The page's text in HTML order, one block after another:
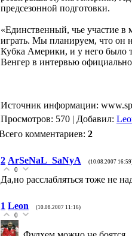
предсезонной подготовки.
«Единственный, чье участие
играть. Мы планируем, что он
Кубка Америки, и у него было
Венгер в интервью
Источник информации:
Просмотров: 570 | Добавил:
комментариев: 2
2 ArSeNaL_SaNyA (10.08.2007
0
Да,но расслабляться тоже не
1 Leon (10.08.2007 11:16)
0